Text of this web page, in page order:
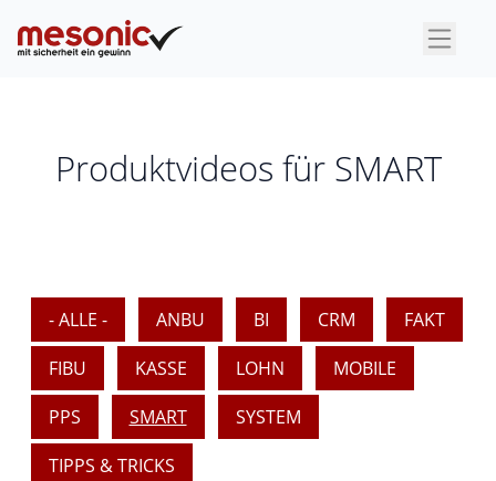
×
Produktvideos für SMART
- ALLE - ANBU BI CRM
FAKT
FIBU
KASSE LOHN
MOBILE
PPS
SMART
SYSTEM
TIPPS & TRICKS